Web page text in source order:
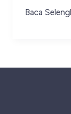
Makanan
Baca